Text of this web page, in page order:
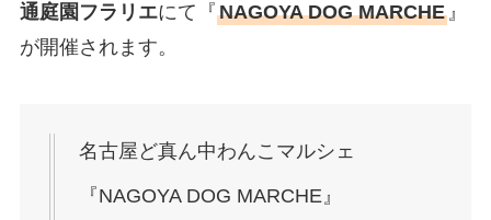
通庭園フラリエにて『NAGOYA DOG MARCHE』
が開催されます。
名古屋ど真ん中わんこマルシェ
『NAGOYA DOG MARCHE』